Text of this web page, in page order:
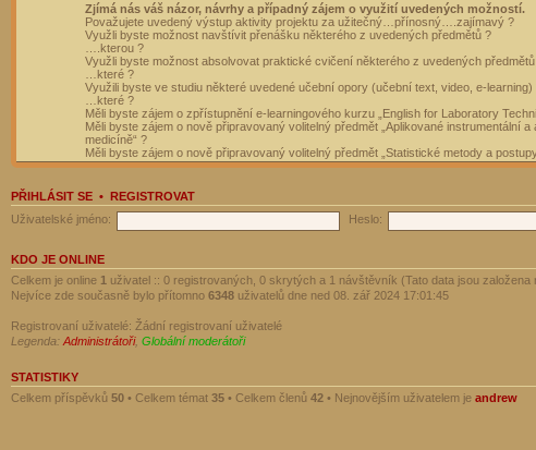
Zjímá nás váš názor, návrhy a případný zájem o využití uvedených možností.
Považujete uvedený výstup aktivity projektu za užitečný…přínosný….zajímavý ?
Využli byste možnost navštívit přenášku některého z uvedených předmětů ?
….kterou ?
Využli byste možnost absolvovat praktické cvičení některého z uvedených
…které ?
Využili byste ve studiu některé uvedené učební opory (učební text, video, e-learning)
…které ?
Měli byste zájem o zpřístupnění e-learningového kurzu „English for Laboratory
Měli byste zájem o nově připravovaný volitelný předmět „Aplikované instrumentální
medicíně“ ?
Měli byste zájem o nově připravovaný volitelný předmět „Statistické metody a
PŘIHLÁSIT SE • REGISTROVAT
Uživatelské jméno:
Heslo:
KDO JE ONLINE
Celkem je online 1 uživatel :: 0 registrovaných, 0 skrytých a 1 návštěvník (Tato data jsou
Nejvíce zde současně bylo přítomno 6348 uživatelů dne ned 08. zář 2024 17:01:45
Registrovaní uživatelé: Žádní registrovaní uživatelé
Legenda: Administrátoři, Globální moderátoři
STATISTIKY
Celkem příspěvků 50 • Celkem témat 35 • Celkem členů 42 • Nejnovějším uživatelem je andrew